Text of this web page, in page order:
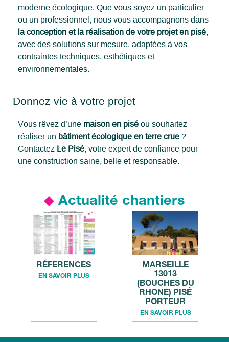
moderne écologique. Que vous soyez un particulier
ou un professionnel, nous vous accompagnons dans
la conception et la réalisation de votre projet en pisé,
avec des solutions sur mesure, adaptées à vos
contraintes techniques, esthétiques et
environnementales.
Donnez vie à votre projet
Vous rêvez d’une maison en pisé ou souhaitez
réaliser un bâtiment écologique en terre crue ?
Contactez Le Pisé, votre expert de confiance pour
une construction saine, belle et responsable.
Actualité chantiers
RÉFERENCES
EN SAVOIR PLUS
MARSEILLE
13013
(BOUCHES DU
RHONE) PISÉ
PORTEUR
EN SAVOIR PLUS